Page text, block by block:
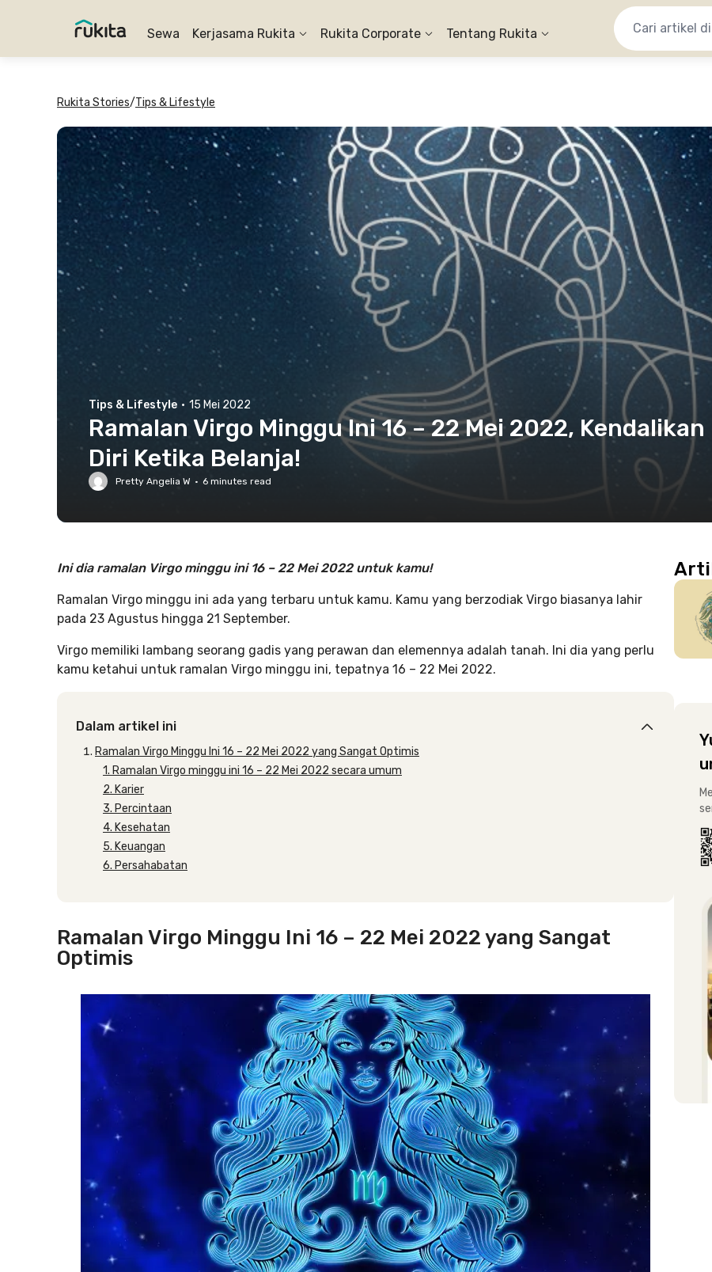
Sewa Kerjasama Rukita Rukita Corporate Tentang Rukita
Rukita Stories/Tips & Lifestyle
Tips & Lifestyle · 15 Mei 2022
Ramalan Virgo Minggu Ini 16 – 22 Mei 2022, Kendalikan
Diri Ketika Belanja!
Pretty Angelia W · 6 minutes read
Ini dia ramalan Virgo minggu ini 16 – 22 Mei 2022 untuk kamu!
Ramalan Virgo minggu ini ada yang terbaru untuk kamu. Kamu yang berzodiak Virgo biasanya lahir
pada 23 Agustus hingga 21 September.
Virgo memiliki lambang seorang gadis yang perawan dan elemennya adalah tanah. Ini dia yang perlu
kamu ketahui untuk ramalan Virgo minggu ini, tepatnya 16 – 22 Mei 2022.
Dalam artikel ini
Ramalan Virgo Minggu Ini 16 – 22 Mei 2022 yang Sangat Optimis
1. Ramalan Virgo minggu ini 16 – 22 Mei 2022 secara umum
2. Karier
3. Percintaan
4. Kesehatan
5. Keuangan
6. Persahabatan
Ramalan Virgo Minggu Ini 16 – 22 Mei 2022 yang Sangat
Optimis